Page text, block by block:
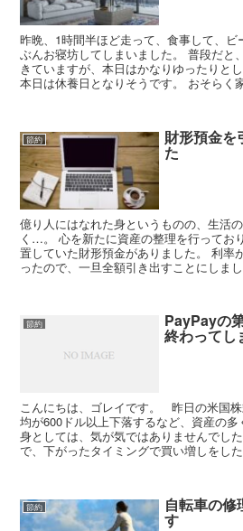
昨晩、1時間半ほど走って、食事して、
ぶんお寝坊してしまいました。 普段だと
きていますが、本日はかなりゆったりと
本日は休養日となりそうです。 おそらく
節約 財形預金を
た
億り人にはなれた身というものの、生活
く…。 心を新たに資産の整理を行ってお
置していた財形預金がありました。 利率
ったので、一旦全額引き出すことにしま
節約 PayPayの
終わってし
こんにちは、ゴレイです。 昨日の米国
均が600ドル以上下落するなど、資産の
身としては、気が気ではありませんでし
で、下がったタイミングで買い増しをし
節約 自転車の修
す